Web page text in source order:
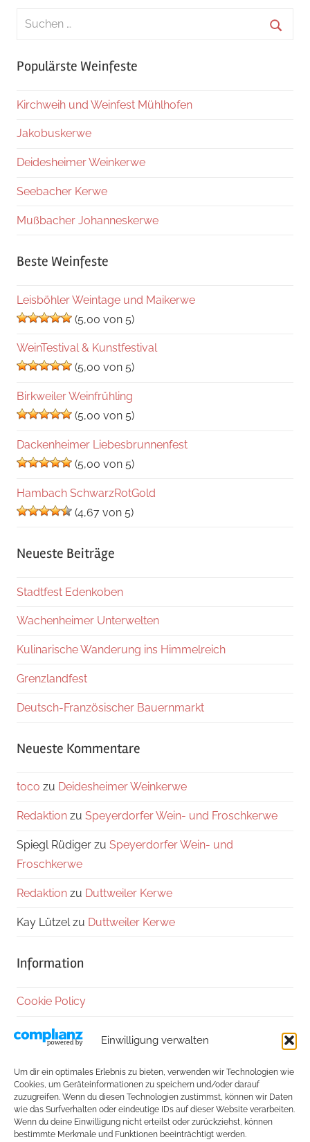
Einwilligung verwalten
Um dir ein optimales Erlebnis zu bieten, verwenden wir Technologien wie
Cookies, um Geräteinformationen zu speichern und/oder darauf
zuzugreifen. Wenn du diesen Technologien zustimmst, können wir Daten
wie das Surfverhalten oder eindeutige IDs auf dieser Website verarbeiten.
Wenn du deine Einwilligung nicht erteilst oder zurückziehst, können
bestimmte Merkmale und Funktionen beeinträchtigt werden.
Suchen
Populärste Weinfeste
Kirchweih und Weinfest Mühlhofen
Jakobuskerwe
Deidesheimer Weinkerwe
Seebacher Kerwe
Mußbacher Johanneskerwe
Beste Weinfeste
Leisböhler Weintage und Maikerwe
(5,00 von 5)
WeinTestival & Kunstfestival
(5,00 von 5)
Birkweiler Weinfrühling
(5,00 von 5)
Dackenheimer Liebesbrunnenfest
(5,00 von 5)
Hambach SchwarzRotGold
(4,67 von 5)
Neueste Beiträge
Stadtfest Edenkoben
Wachenheimer Unterwelten
Kulinarische Wanderung ins Himmelreich
Grenzlandfest
Deutsch-Französischer Bauernmarkt
Neueste Kommentare
toco zu Deidesheimer Weinkerwe
Redaktion zu Speyerdorfer Wein- und Froschkerwe
Spiegl Rüdiger zu Speyerdorfer Wein- und
Froschkerwe
Redaktion zu Duttweiler Kerwe
Kay Lützel zu Duttweiler Kerwe
Information
Cookie Policy
Datenschutzerklärung
Kontakt
Außerdem: